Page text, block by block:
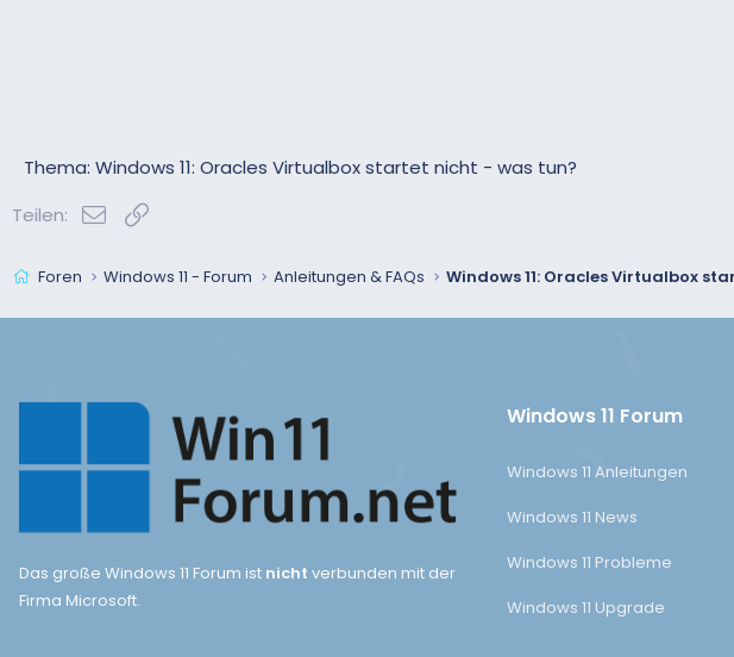
Thema: Windows 11: Oracles Virtualbox startet nicht - was tun?
Teilen:
E-Mail
Foren Windows 11 - Forum Anleitungen & FAQs
Das große Windows 11 Forum ist nicht verbunden mit der
Firma Microsoft.
Windows 11 Forum
Windows 11 Anleitungen
Windows 11 News
Windows 11 Probleme
Windows 11 Upgrade